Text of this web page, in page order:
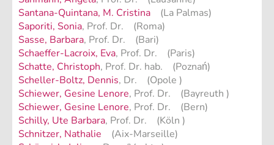
Santana-Quintana, M. Cristina (La Palmas)
Saporiti, Sonia, Prof. Dr. (Roma)
Sasse, Barbara, Prof. Dr. (Bari)
Schaeffer-Lacroix, Eva, Prof. Dr. (Paris)
Schatte, Christoph, Prof. Dr. hab. (Poznań)
Scheller-Boltz, Dennis, Dr. (Opole )
Schiewer, Gesine Lenore, Prof. Dr. (Bayreuth )
Schiewer, Gesine Lenore, Prof. Dr. (Bern)
Schilly, Ute Barbara, Prof. Dr. (Köln )
Schnitzer, Nathalie (Aix-Marseille)